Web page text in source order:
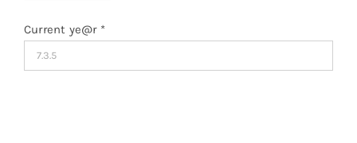
Current ye@r *